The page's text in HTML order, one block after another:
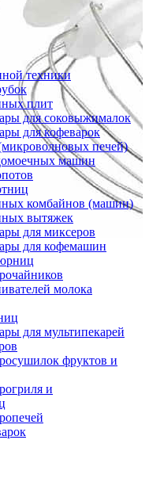
техники
плит
для соковыжималок
для кофеварок
печей)
машин
комбайнов (машин)
вытяжек
для миксеров
для кофемашин
молока
для мультипекарей
фруктов и
и